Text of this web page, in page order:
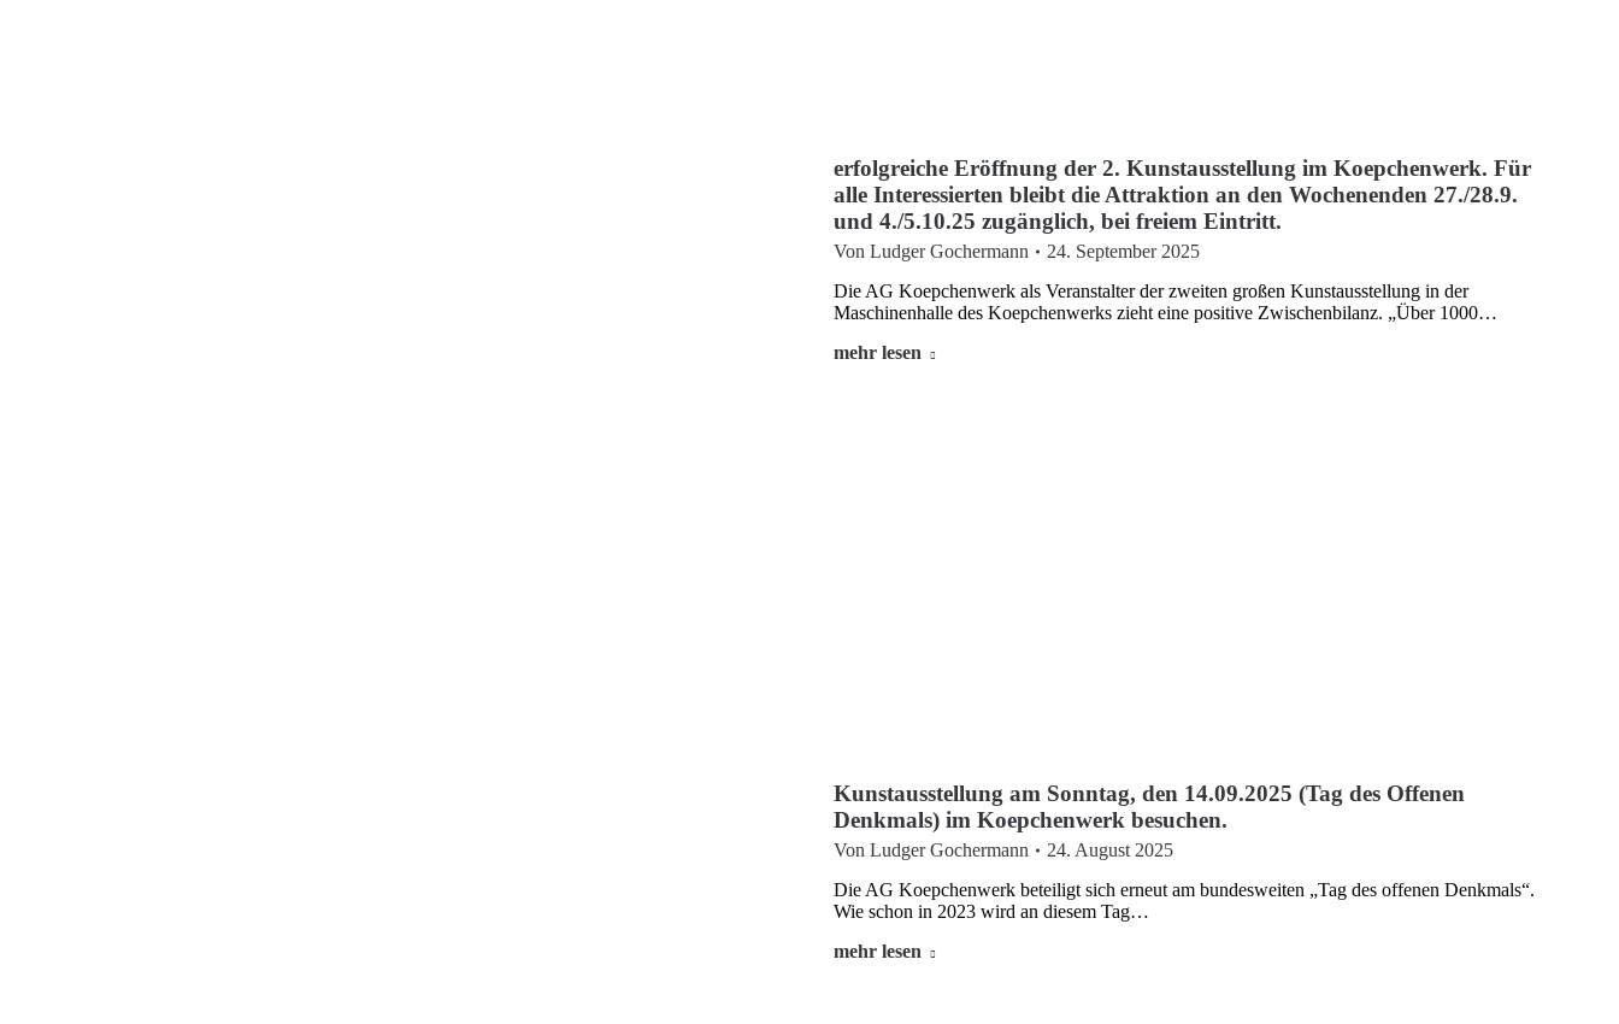
erfolgreiche Eröffnung der 2. Kunstausstellung im Koepchenwerk. Für
alle Interessierten bleibt die Attraktion an den Wochenenden 27./28.9.
und 4./5.10.25 zugänglich, bei freiem Eintritt.
Von Ludger Gochermann
24. September 2025
Die AG Koepchenwerk als Veranstalter der zweiten großen Kunstausstellung in der
Maschinenhalle des Koepchenwerks zieht eine positive Zwischenbilanz. „Über 1000…
mehr lesen
Kunstausstellung am Sonntag, den 14.09.2025 (Tag des Offenen
Denkmals) im Koepchenwerk besuchen.
Von Ludger Gochermann
24. August 2025
Die AG Koepchenwerk beteiligt sich erneut am bundesweiten „Tag des offenen Denkmals“.
Wie schon in 2023 wird an diesem Tag…
mehr lesen